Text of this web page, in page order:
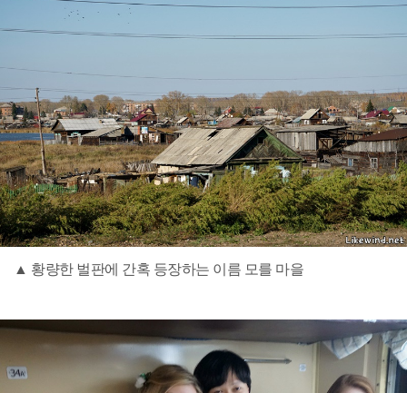
▲ 황량한 벌판에 간혹 등장하는 이름 모를 마을